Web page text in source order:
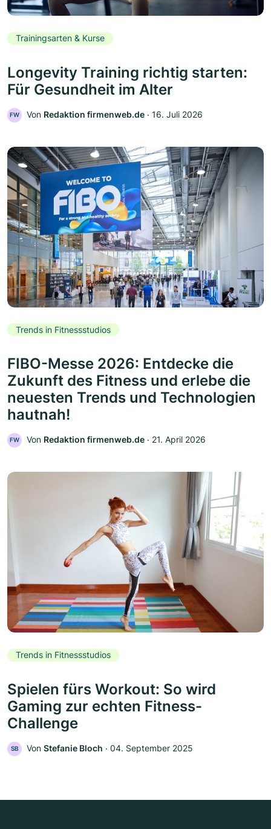
Trainingsarten & Kurse
Longevity Training richtig starten:
Für Gesundheit im Alter
FW Von Redaktion firmenweb.de ‧ 16. Juli 2026
Trends in Fitnessstudios
FIBO-Messe 2026: Entdecke die
Zukunft des Fitness und erlebe die
neuesten Trends und Technologien
hautnah!
FW Von Redaktion firmenweb.de ‧ 21. April 2026
Trends in Fitnessstudios
Spielen fürs Workout: So wird
Gaming zur echten Fitness-
Challenge
SB Von Stefanie Bloch ‧ 04. September 2025